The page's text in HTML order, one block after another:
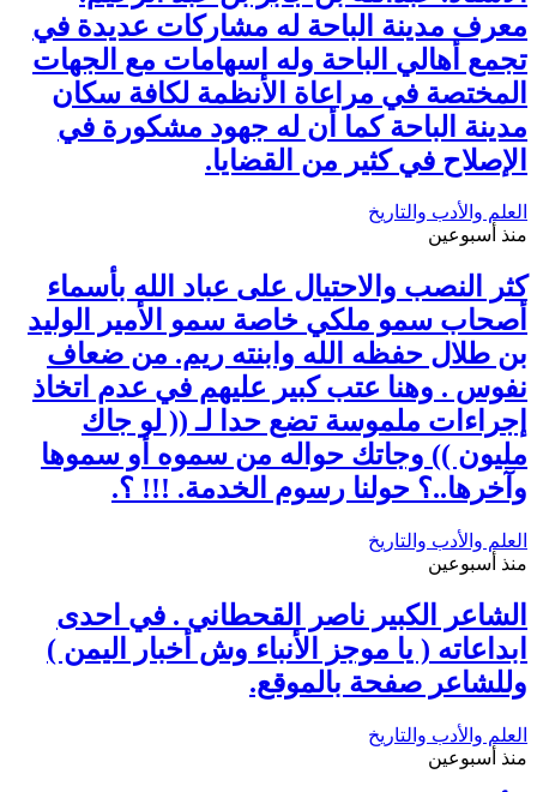
معرف مدينة الباحة له مشاركات عديدة في
تجمع أهالي الباحة وله اسهامات مع الجهات
المختصة في مراعاة الأنظمة لكافة سكان
مدينة الباحة كما أن له جهود مشكورة في
الإصلاح في كثير من القضايا.
العلم والأدب والتاريخ
منذ أسبوعين
كثر النصب والاحتيال على عباد الله بأسماء
أصحاب سمو ملكي خاصة سمو الأمير الوليد
بن طلال حفظه الله وابنته ريم. من ضعاف
نفوس . وهنا عتب كبير عليهم في عدم اتخاذ
إجراءات ملموسة تضع حدا لـ (( لو جاك
مليون )) وجاتك حواله من سموه أو سموها
وآخرها..؟ حولنا رسوم الخدمة. !!! ؟.
العلم والأدب والتاريخ
منذ أسبوعين
الشاعر الكبير ناصر القحطاني . في احدى
ابداعاته ( يا موجز الأنباء وش أخبار اليمن )
وللشاعر صفحة بالموقع.
العلم والأدب والتاريخ
منذ أسبوعين